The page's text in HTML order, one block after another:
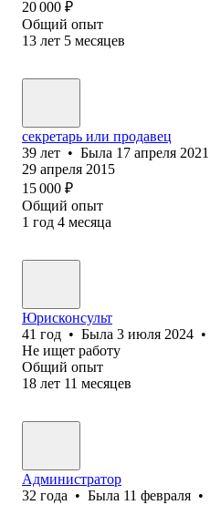
20 000 ₽
Общий опыт
13 лет 5 месяцев
секретарь или продавец
39 лет • Была 17 апреля 2021
29 апреля 2015
15 000 ₽
Общий опыт
1 год 4 месяца
Юрисконсульт
41 год • Была 3 июля 2024 •
Не ищет работу
Общий опыт
18 лет 11 месяцев
Администратор
32 года • Была 11 февраля •